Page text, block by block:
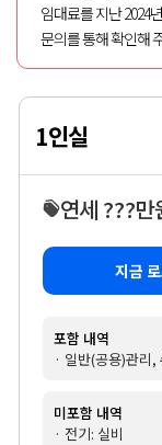
임대료를 지난 2024
문의를 통해 확인해
1인실
연세 ???만
지금
포함 내역
· 일반(공용)관리
미포함 내역
· 전기: 실비